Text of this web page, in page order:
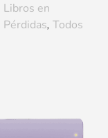
Libros en
Pérdidas, Todos